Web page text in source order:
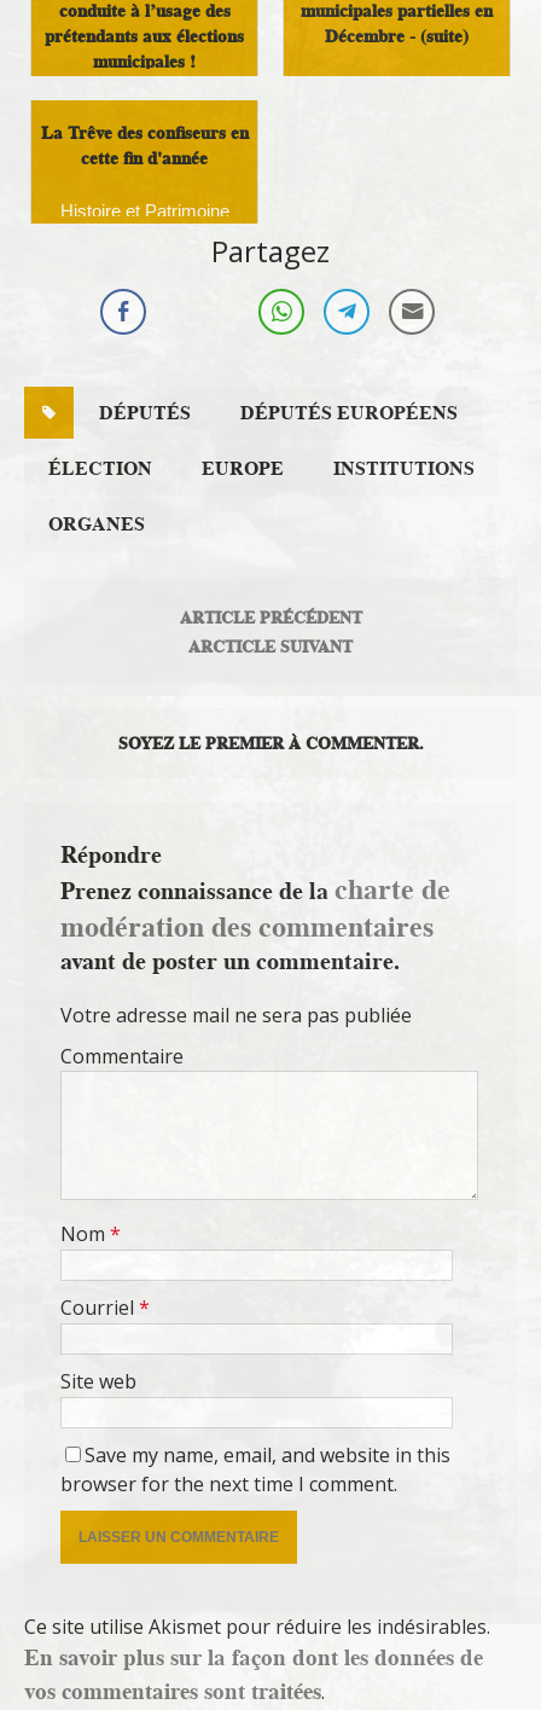
conduite à l’usage des
prétendants aux élections
municipales !
municipales partielles en
Décembre - (suite)
La Trêve des confiseurs en
cette fin d'année
Histoire et Patrimoine
Partagez
DÉPUTÉS DÉPUTÉS EUROPÉENS
ÉLECTION EUROPE INSTITUTIONS
ORGANES
ARTICLE PRÉCÉDENT
ARCTICLE SUIVANT
SOYEZ LE PREMIER À COMMENTER.
Répondre
Prenez connaissance de lacharte de
modération des commentaires
avant de poster un commentaire.
Votre adresse mail ne sera pas publiée
Commentaire
Nom *
Courriel *
Site web
Save my name, email, and website in this
browser for the next time I comment.
Ce site utilise Akismet pour réduire les indésirables.
En savoir plus sur la façon dont les données de
vos commentaires sont traitées.